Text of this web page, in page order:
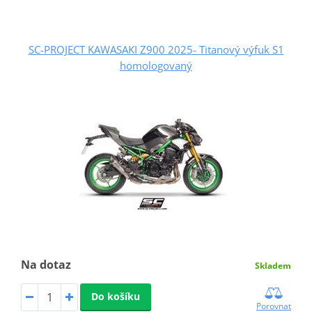
SC-PROJECT KAWASAKI Z900 2025- Titanový výfuk S1
homologovaný
Na dotaz Skladem
Do košíku
Porovnat